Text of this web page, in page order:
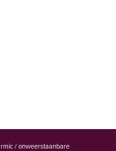
rmic / onweerstaanbare